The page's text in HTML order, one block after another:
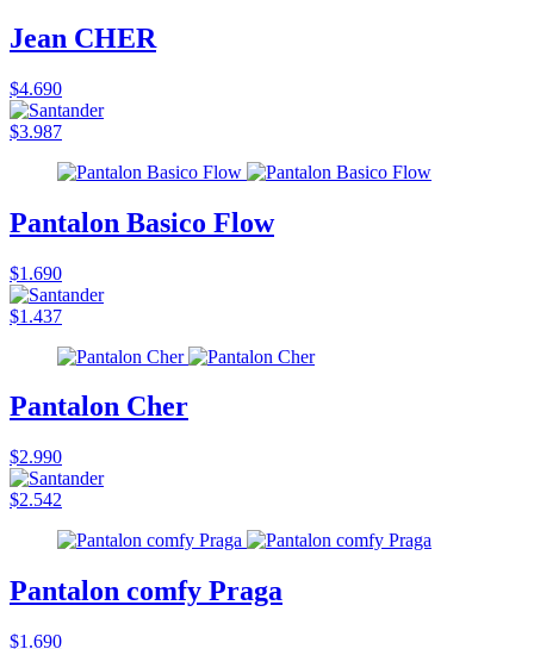
Jean CHER
$4.690
$3.987
Pantalon Basico Flow
$1.690
$1.437
Pantalon Cher
$2.990
$2.542
Pantalon comfy Praga
$1.690